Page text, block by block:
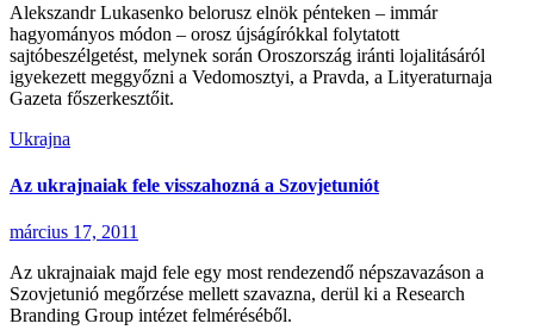
Alekszandr Lukasenko belorusz elnök pénteken – immár
hagyományos módon – orosz újságírókkal folytatott
sajtóbeszélgetést, melynek során Oroszország iránti lojalitásáról
igyekezett meggyőzni a Vedomosztyi, a Pravda, a Lityeraturnaja
Gazeta főszerkesztőit.
Ukrajna
Az ukrajnaiak fele visszahozná a Szovjetuniót
március 17, 2011
Az ukrajnaiak majd fele egy most rendezendő népszavazáson a
Szovjetunió megőrzése mellett szavazna, derül ki a Research
Branding Group intézet felméréséből.